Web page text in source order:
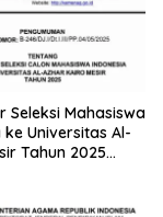
Seleksi Mahasiswa
ke Universitas Al-
Tahun 2025